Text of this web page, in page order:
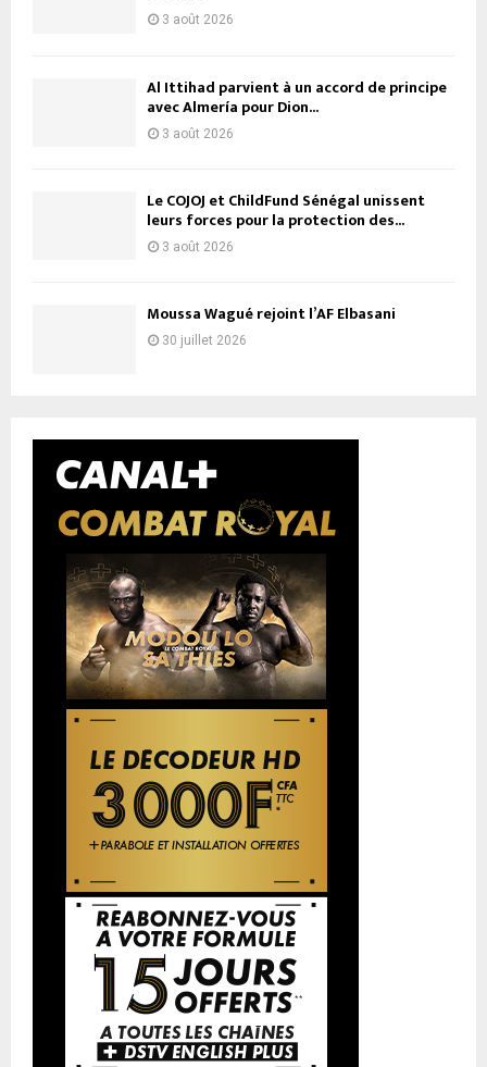
3 août 2026
Al Ittihad parvient à un accord de principe
avec Almería pour Dion...
3 août 2026
Le COJOJ et ChildFund Sénégal unissent
leurs forces pour la protection des...
3 août 2026
Moussa Wagué rejoint l’AF Elbasani
30 juillet 2026